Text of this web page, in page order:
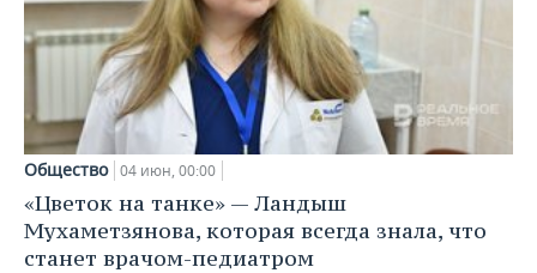
Общество 04 июн, 00:00
«Цветок на танке» — Ландыш
Мухаметзянова, которая всегда знала, что
станет врачом-педиатром